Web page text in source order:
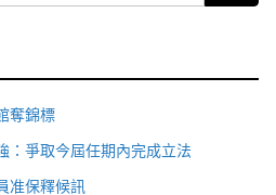
奪錦標
：爭取今屆任期內完成立法
准保釋候訊